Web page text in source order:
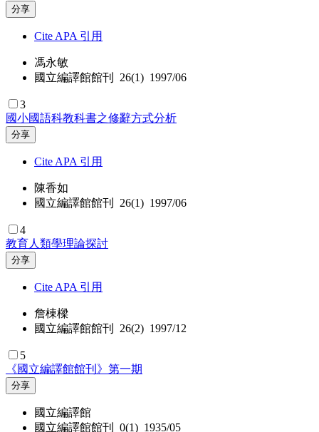
分享
Cite APA 引用
馮永敏
國立編譯館館刊 26(1) 1997/06
3
國小國語科教科書之修辭方式分析
分享
Cite APA 引用
陳香如
國立編譯館館刊 26(1) 1997/06
4
教育人類學理論探討
分享
Cite APA 引用
詹棟樑
國立編譯館館刊 26(2) 1997/12
5
《國立編譯館館刊》第一期
分享
國立編譯館
國立編譯館館刊 0(1) 1935/05